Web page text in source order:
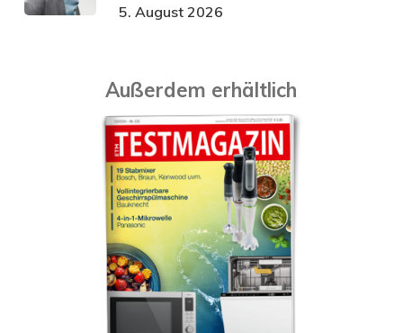
5. August 2026
Außerdem erhältlich